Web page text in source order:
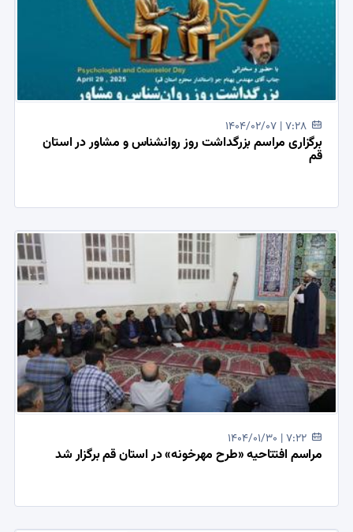
1404/02/07 | 7:28
برگزاری مراسم بزرگداشت روز روانشناس و مشاور در استان
قم
1404/01/30 | 7:22
مراسم افتتاحیه «طرح مهرخونه» در استان قم برگزار شد